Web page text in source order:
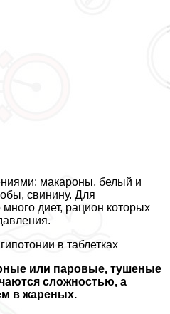
макароны, белый и
свинину. Для
диет, рацион которых
в таблетках
или паровые, тушеные
сложностью, а
в жареных.